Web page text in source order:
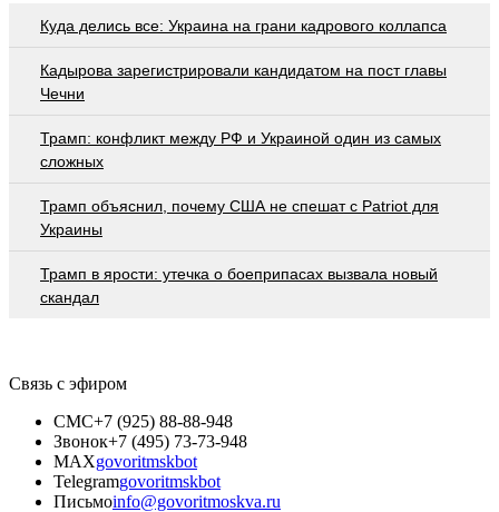
Куда делись все: Украина на грани кадрового коллапса
Кадырова зарегистрировали кандидатом на пост главы
Чечни
Трамп: конфликт между РФ и Украиной один из самых
сложных
Трамп объяснил, почему США не спешат с Patriot для
Украины
Трамп в ярости: утечка о боеприпасах вызвала новый
скандал
Связь с эфиром
СМС+7 (925) 88-88-948
Звонок+7 (495) 73-73-948
MAXgovoritmskbot
Telegramgovoritmskbot
Письмоinfo@govoritmoskva.ru